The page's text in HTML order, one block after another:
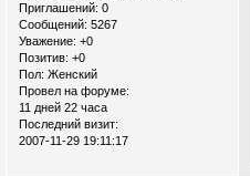
Приглашений: 0
Сообщений: 5267
Уважение: +0
Позитив: +0
Пол: Женский
Провел на форуме:
11 дней 22 часа
Последний визит:
2007-11-29 19:11:17